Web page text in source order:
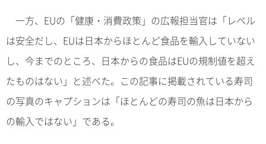
一方、EUの「健康・消費政策」の広報担当官は「レベル
は安全だし、EUは日本からほとんど食品を輸入していない
し、今までのところ、日本からの食品はEUの規制値を超え
たものはない」と述べた。この記事に掲載されている寿司
の写真のキャプションは「ほとんどの寿司の魚は日本から
の輸入ではない」である。